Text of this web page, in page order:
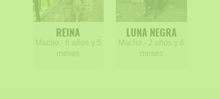
REINA
Macho - 6 años y 5
meses
LUNA NEGRA
Macho - 2 años y 6
meses